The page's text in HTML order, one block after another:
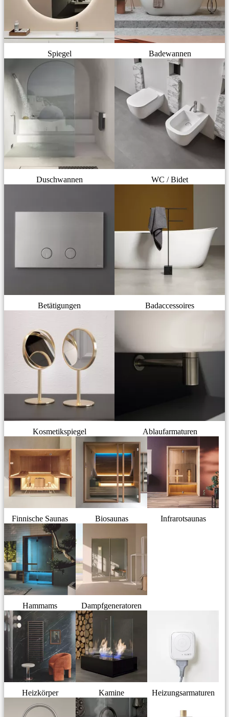
Spiegel Badewannen
Duschwannen WC / Bidet
Betätigungen Badaccessoires
Kosmetikspiegel Ablaufarmaturen
Finnische Saunas Biosaunas Infrarotsaunas
Hammams Dampfgeneratoren
Heizkörper Kamine Heizungsarmaturen